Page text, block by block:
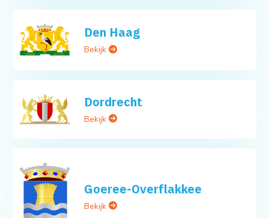
Den Haag
Bekijk
Dordrecht
Bekijk
Goeree-Overflakkee
Bekijk